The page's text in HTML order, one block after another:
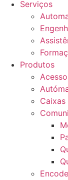
Serviços
Produtos